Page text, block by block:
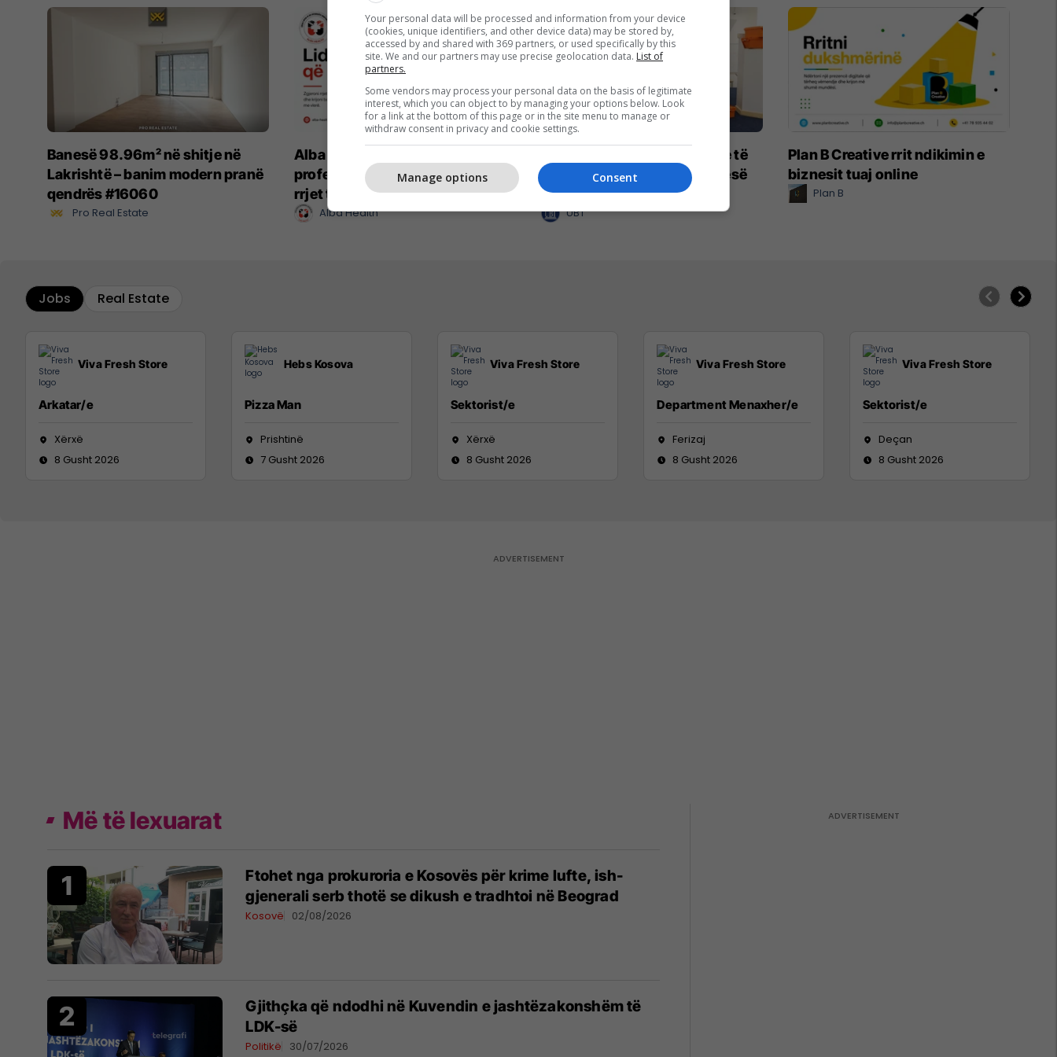
Banesë 98.96m² në shitje në
Lakrishtë – banim modern pranë
qendrës #16060
Pro Real Estate
Alba Health bashkon
profesionistët e kujdesit në një
rrjet të përbashkët në Zvicër
Alba Health
Nga UBT në skenën botërore të
robotikës: Kosova drejt Koresë
së Jugut
UBT
Plan B Creative rrit ndikimin e
biznesit tuaj online
Plan B
Jobs Real Estate
Viva Fresh Store
Arkatar/e
Xërxë
8 Gusht 2026
Hebs Kosova
Pizza Man
Prishtinë
7 Gusht 2026
Viva Fresh Store
Sektorist/e
Xërxë
8 Gusht 2026
Viva Fresh Store
Department Menaxher/e
Ferizaj
8 Gusht 2026
Viva Fresh Store
Sektorist/e
Deçan
8 Gusht 2026
Më të lexuarat
Ftohet nga prokuroria e Kosovës për krime lufte, ish-
gjenerali serb thotë se dikush e tradhtoi në Beograd
Kosovë 02/08/2026
Gjithçka që ndodhi në Kuvendin e jashtëzakonshëm të
LDK-së
Politikë 30/07/2026
Your personal data will be processed and information from your device
(cookies, unique identifiers, and other device data) may be stored by,
accessed by and shared with 369 partners, or used specifically by this
site. We and our partners may use precise geolocation data. List of
partners.
Some vendors may process your personal data on the basis of legitimate
interest, which you can object to by managing your options below. Look
for a link at the bottom of this page or in the site menu to manage or
withdraw consent in privacy and cookie settings.
Consent
Manage options